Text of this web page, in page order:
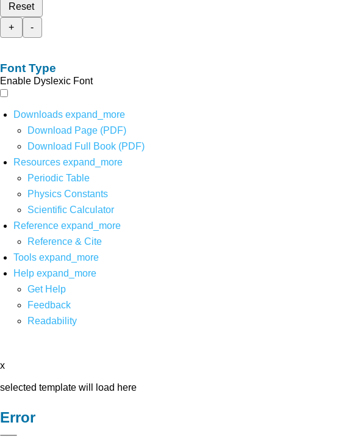
Reset
+
-
Font Type
Enable Dyslexic Font
Downloads expand_more
Download Page (PDF)
Download Full Book (PDF)
Resources expand_more
Periodic Table
Physics Constants
Scientific Calculator
Reference expand_more
Reference & Cite
Tools expand_more
Help expand_more
Get Help
Feedback
Readability
x
selected template will load here
Error